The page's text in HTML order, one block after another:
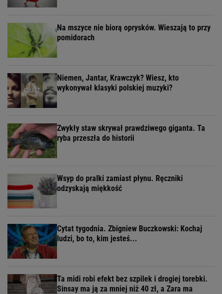
Na mszyce nie biorą oprysków. Wieszają to przy
pomidorach
Niemen, Jantar, Krawczyk? Wiesz, kto
wykonywał klasyki polskiej muzyki?
Zwykły staw skrywał prawdziwego giganta. Ta
ryba przeszła do historii
Wsyp do pralki zamiast płynu. Ręczniki
odzyskają miękkość
Cytat tygodnia. Zbigniew Buczkowski: Kochaj
ludzi, bo to, kim jesteś...
Ta midi robi efekt bez szpilek i drogiej torebki.
Sinsay ma ją za mniej niż 40 zł, a Zara ma